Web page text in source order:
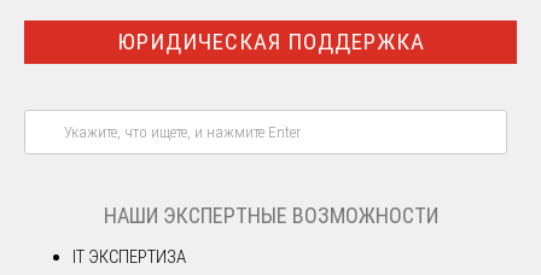
ЮРИДИЧЕСКАЯ ПОДДЕРЖКА
НАШИ ЭКСПЕРТНЫЕ ВОЗМОЖНОСТИ
IT ЭКСПЕРТИЗА